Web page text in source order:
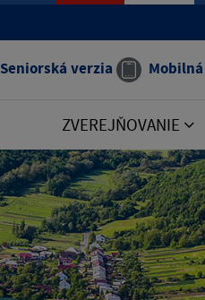
Seniorská verzia
ZVEREJŇOVANIE